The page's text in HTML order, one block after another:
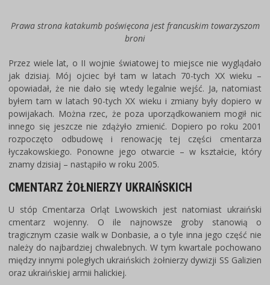
Prawa strona katakumb poświęcona jest francuskim towarzyszom
broni
Przez wiele lat, o II wojnie światowej to miejsce nie wyglądało
jak dzisiaj. Mój ojciec był tam w latach 70-tych XX wieku –
opowiadał, że nie dało się wtedy legalnie wejść. Ja, natomiast
byłem tam w latach 90-tych XX wieku i zmiany były dopiero w
powijakach. Można rzec, że poza uporządkowaniem mogił nic
innego się jeszcze nie zdążyło zmienić. Dopiero po roku 2001
rozpoczęto odbudowę i renowację tej części cmentarza
łyczakowskiego. Ponowne jego otwarcie – w kształcie, który
znamy dzisiaj – nastąpiło w roku 2005.
CMENTARZ ŻOŁNIERZY UKRAIŃSKICH
U stóp Cmentarza Orląt Lwowskich jest natomiast ukraiński
cmentarz wojenny. O ile najnowsze groby stanowią o
tragicznym czasie walk w Donbasie, a o tyle inna jego część nie
należy do najbardziej chwalebnych. W tym kwartale pochowano
między innymi poległych ukraińskich żołnierzy dywizji SS Galizien
oraz ukraińskiej armii halickiej.